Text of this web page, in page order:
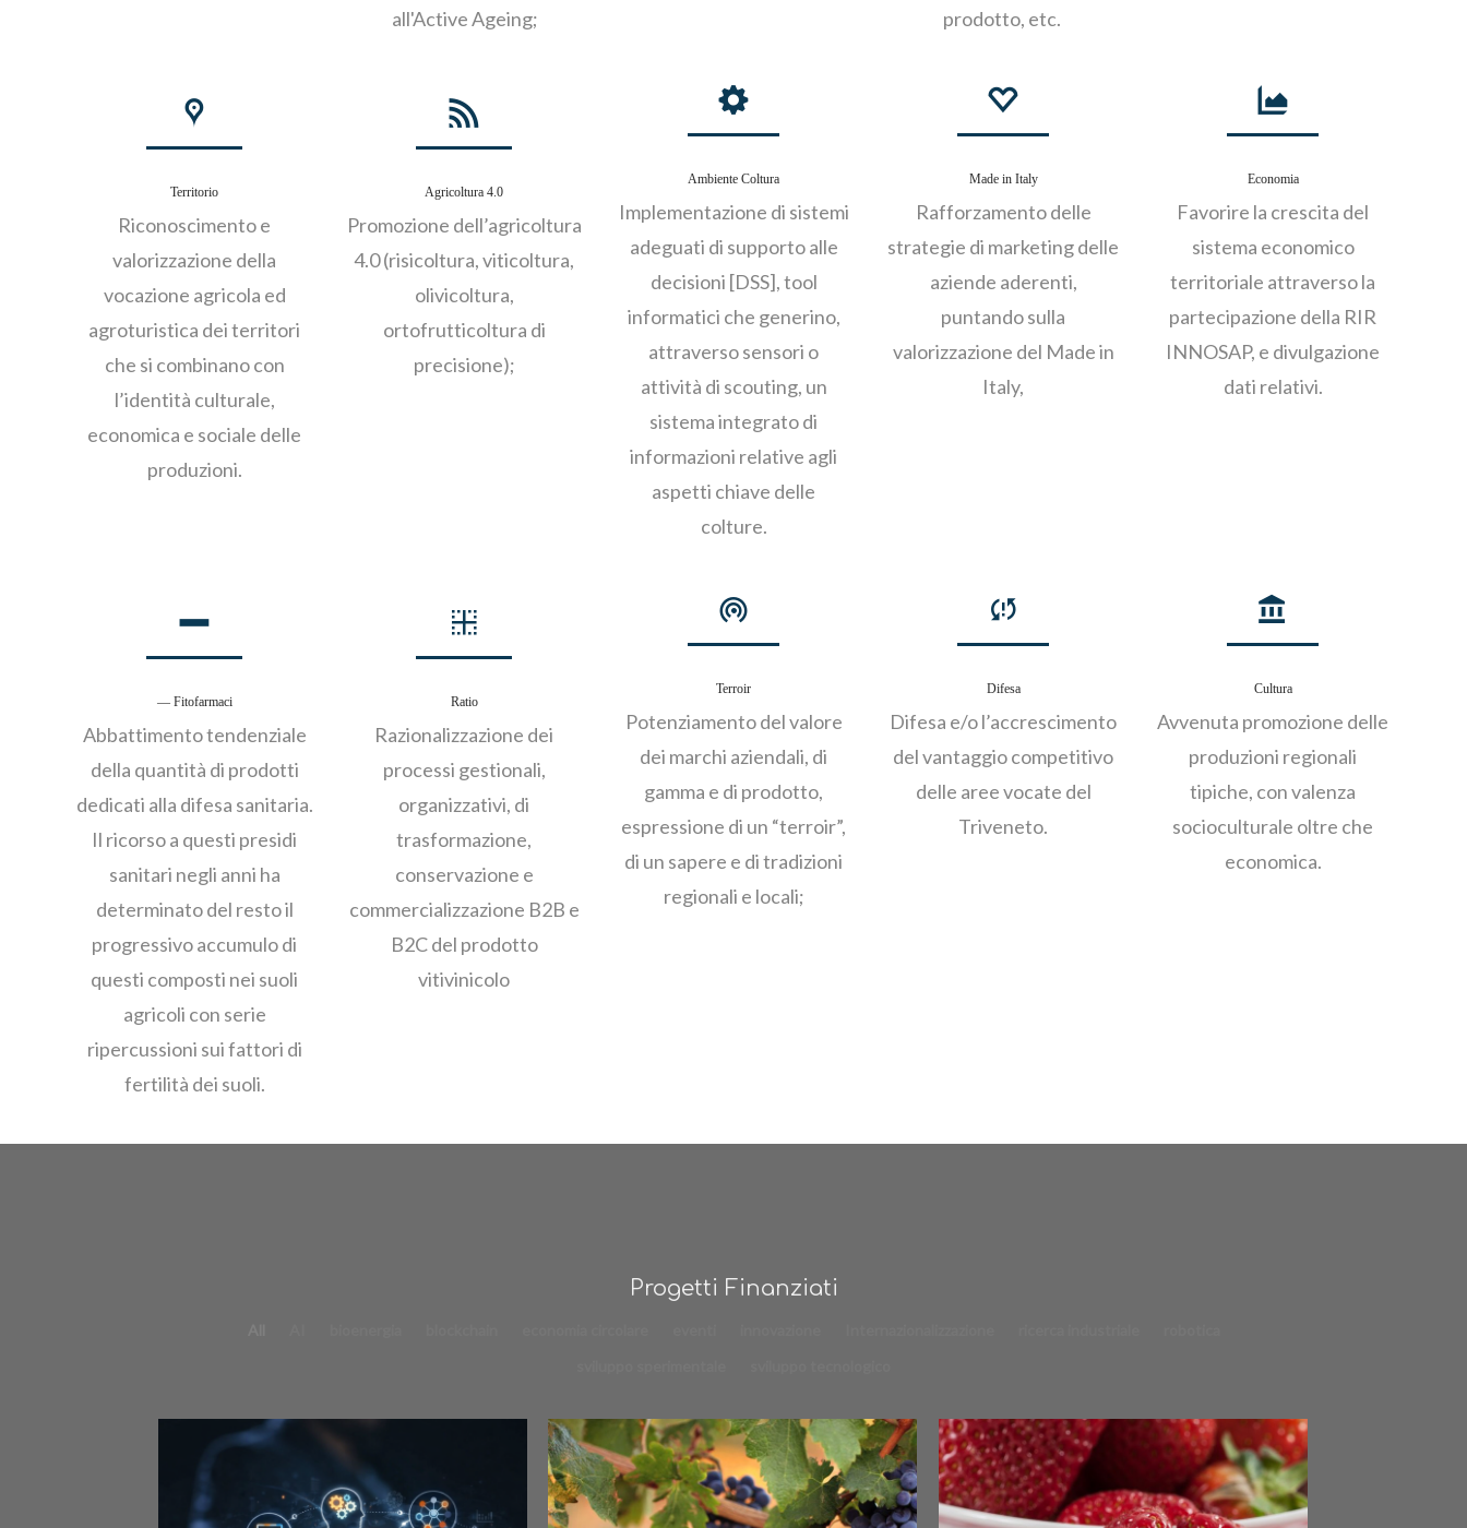
all'Active Ageing;
prodotto, etc.
Territorio
Riconoscimento e
valorizzazione della
vocazione agricola ed
agroturistica dei territori
che si combinano con
l’identità culturale,
economica e sociale delle
produzioni.
Agricoltura 4.0
Promozione dell’agricoltura
4.0 (risicoltura, viticoltura,
olivicoltura,
ortofrutticoltura di
precisione);
Ambiente Coltura
Implementazione di sistemi
adeguati di supporto alle
decisioni [DSS], tool
informatici che generino,
attraverso sensori o
attività di scouting, un
sistema integrato di
informazioni relative agli
aspetti chiave delle
colture.
Made in Italy
Rafforzamento delle
strategie di marketing delle
aziende aderenti,
puntando sulla
valorizzazione del Made in
Italy,
Economia
Favorire la crescita del
sistema econom­ico
territoriale attraverso la
partecipazione della RIR
INNOSAP, e divulgazione
dati relativi.
— Fitofarmaci
Abbattimento tendenziale
della quantità di prodotti
dedicati alla difesa sanitaria.
Il ricorso a questi presidi
sanitari negli anni ha
determinato del resto il
progressivo accumulo di
questi composti nei suoli
agricoli con serie
ripercussioni sui fattori di
fertilità dei suoli.
Ratio
Razionalizzazione dei
processi gestionali,
organizzativi, di
trasformazione,
conservazione e
commercializzazione B2B e
B2C del prodotto
vitivinicolo
Terroir
Potenziamento del valore
dei marchi aziendali, di
gamma e di prodotto,
espressione di un “terroir”,
di un sapere e di tradizioni
regionali e locali;
Difesa
Difesa e/o l’accrescimento
del vantaggio competitivo
delle aree vocate del
Triveneto.
Cultura
Avvenuta promozione delle
produzioni regionali
tipiche, con valenza
socioculturale oltre che
economica.
Progetti Finanziati